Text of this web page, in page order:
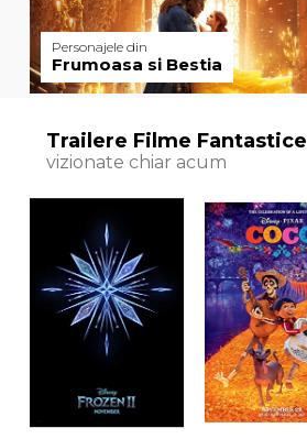
Personajele din
Frumoasa si Bestia
Trailere Filme Fantastice
vizionate chiar acum